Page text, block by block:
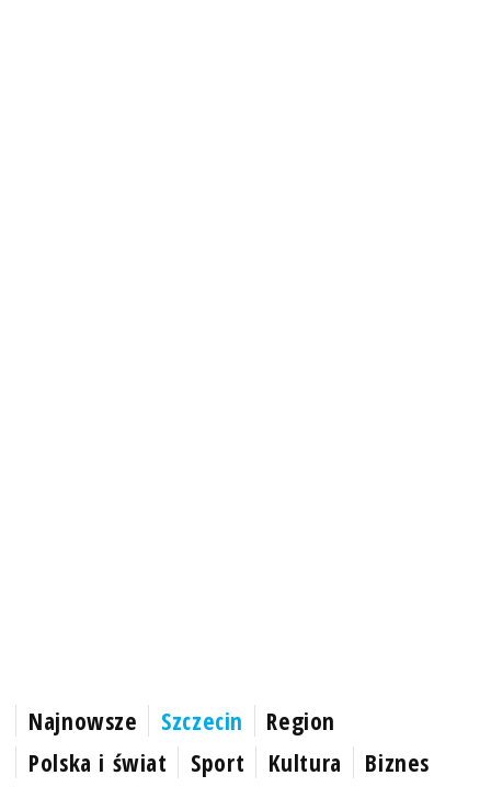
Najnowsze Szczecin
Region
Polska i świat
Sport Kultura
Biznes